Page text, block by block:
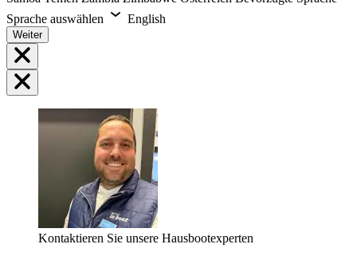
Sprache auswählen
English
Weiter
Kontaktieren Sie unsere Hausbootexperten